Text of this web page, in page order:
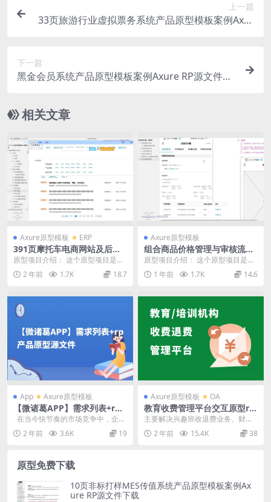
上一篇
33页旅游行业虚拟票务系统产品原型模板案例Axur
下一篇
黑金会员系统产品原型模板案例Axure RP源文件下
相关文章
Axure原型模板 ERP
391页摩托车电商网站及后台
管理系统Axure原型模板（涉
及供应商、采购商、经销商、
商城平台等多用户角色）
原型项目介绍： 这个原型项目是一
个摩托车电商网站，包括完整的前
台和后台系统，旨在...
2 年前 1.7K 18.7
Axure原型模板
组合商品价格管理与审核流程
Axure原型模板
原型项目介绍： 这个原型项目是一
个“流程中心-已发事项-详情页”的管
理界面，旨在...
1 年前 1.7K 14.6
App Axure原型模板
【微诸葛APP】需求列表+rp
产品原型源文件
在当今快节奏的市场竞争中，企业
需要更加高效地满足客户需求，不
断推出...
2 年前 3.6K 19
Axure原型模板 OA
教育收费管理平台交互原型rp
源文件（标准后台原型设计PR
D文档）
主要解决兴趣班收退费业务、财务
结算业务。主体功能包含以下模
块： 员工PC端：教务...
2 年前 15.4K 38
原型免费下载
10页非标打样MES传值系统产品原型模板案例Ax
ure RP源文件下载